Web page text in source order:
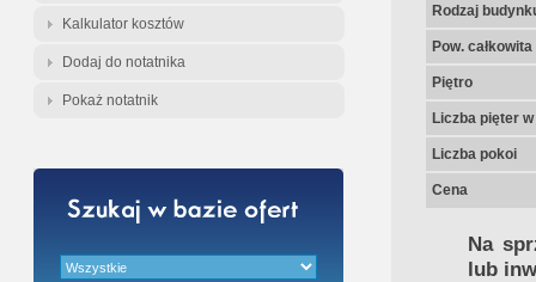
Kalkulator kosztów
Dodaj do notatnika
Pokaż notatnik
Rodzaj
Pow.
Piętro
Liczba pięter
Liczba pokoi
Cena
Na
lub